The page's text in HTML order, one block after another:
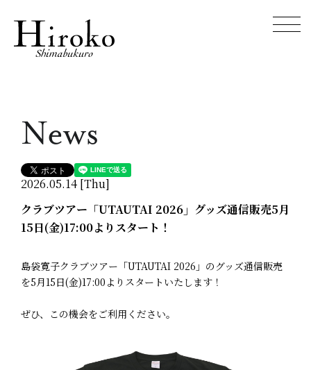
News
2026.05.14 [Thu]
クラブツアー「UTAUTAI 2026」グッズ通信販売5月
15日(金)17:00よりスタート！
島袋寛子クラブツアー「UTAUTAI 2026」のグッズ通信販売
を5月15日(金)17:00よりスタートいたします！
ぜひ、この機会をご利用ください。